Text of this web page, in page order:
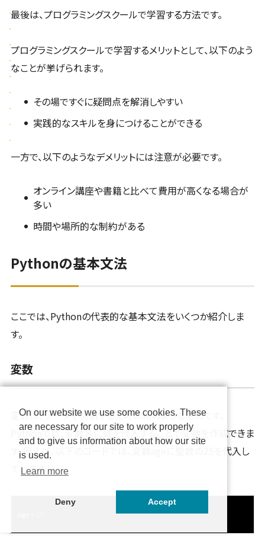
最後は、プログラミングスクールで学習する方法です。
プログラミングスクールで学習するメリットとして、以下のよう
なことが挙げられます。
その場ですぐに疑問点を解消しやすい
実践的なスキルを身につけることができる
一方で、以下のようなデメリットには注意が必要です。
オンライン講座や書籍と比べて費用が高くなる場合が
多い
時間や場所的な制約がある
Pythonの基本文法
ここでは、Pythonの代表的な基本文法をいくつか紹介しま
す。
変数
変数は、データを格納するための箱のようなものです。
Pythonでは、変数名に値を代入することで変数を作成できま
す。例えば、以下のコードでは、変数ageに整数の25を代入し
ています。
On our website we use some cookies. These
are necessary for our site to work properly
and to give us information about how our site
is used.
Learn more
Deny Accept